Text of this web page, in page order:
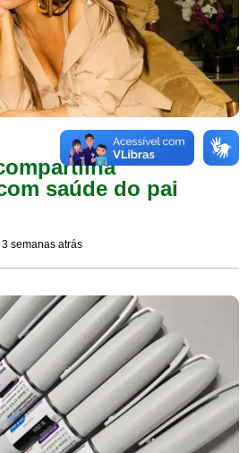
saúde do pai
3 semanas atrás